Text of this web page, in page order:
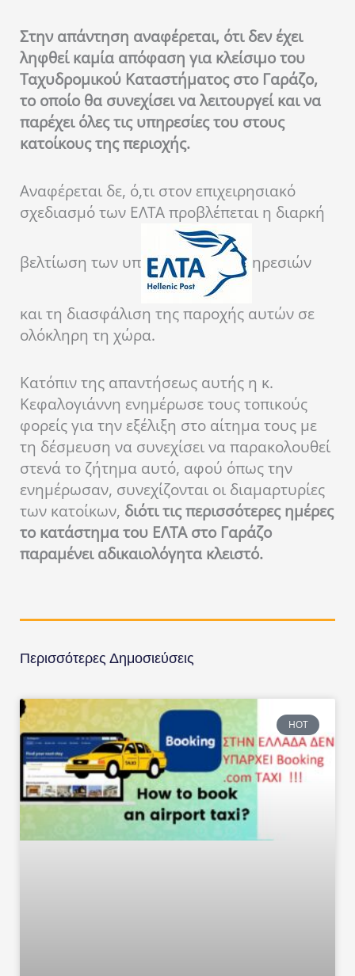
Στην απάντηση αναφέρεται, ότι δεν έχει
ληφθεί καμία απόφαση για κλείσιμο του
Ταχυδρομικού Καταστήματος στο Γαράζο,
το οποίο θα συνεχίσει να λειτουργεί και να
παρέχει όλες τις υπηρεσίες του στους
κατοίκους της περιοχής.
Αναφέρεται δε, ό,τι στον επιχειρησιακό
σχεδιασμό των ΕΛΤΑ προβλέπεται η διαρκή
βελτίωση των υπ ηρεσιών
και τη διασφάλιση της παροχής αυτών σε
ολόκληρη τη χώρα.
Κατόπιν της απαντήσεως αυτής η κ.
Κεφαλογιάννη ενημέρωσε τους τοπικούς
φορείς για την εξέλιξη στο αίτημα τους με
τη δέσμευση να συνεχίσει να παρακολουθεί
στενά το ζήτημα αυτό, αφού όπως την
ενημέρωσαν, συνεχίζονται οι διαμαρτυρίες
των κατοίκων, διότι τις περισσότερες ημέρες
το κατάστημα του ΕΛΤΑ στο Γαράζο
παραμένει αδικαιολόγητα κλειστό.
Περισσότερες Δημοσιεύσεις
HOT